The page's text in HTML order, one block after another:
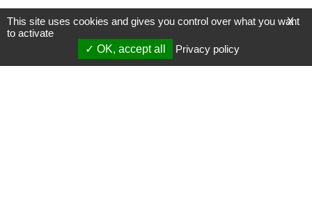
X
This site uses cookies and gives you control over what you want
to activate
OK, accept all
Privacy policy